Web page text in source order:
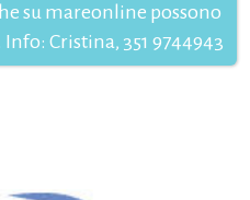
su mareonline possono
Cristina, 351 9744943